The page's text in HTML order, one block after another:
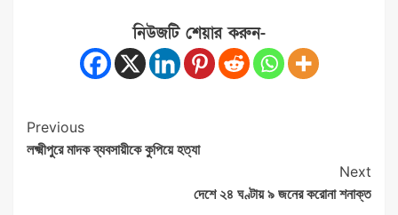
নিউজটি শেয়ার করুন-
Post
Navigation
Previous
লক্ষ্মীপুরে মাদক ব্যবসায়ীকে কুপিয়ে হত্যা
Next
দেশে ২৪ ঘণ্টায় ৯ জনের করোনা শনাক্ত